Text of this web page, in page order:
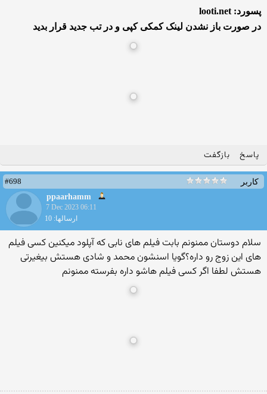
پسورد: looti.net
در صورت باز نشدن لینک کمکی کپی و در تب جدید قرار بدید
پاسخ بازگفت
کاربر
#698
ppaarhamm
7 Dec 2023 06:11
ارسالها: 10
سلام دوستان ممنونم بابت فیلم های نابی که آپلود میکنین کسی فیلم
های این زوج رو داره؟گویا اسنشون محمد و شادی هستش بیغیرتی
هستش لطفا اگر کسی فیلم هاشو داره بفرسته ممنونم